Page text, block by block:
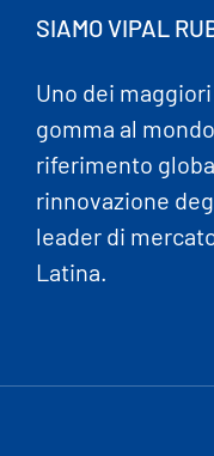
SIAMO VIPAL
Uno dei
gomma al
riferimento
rinnovazione
leader di
Latina.